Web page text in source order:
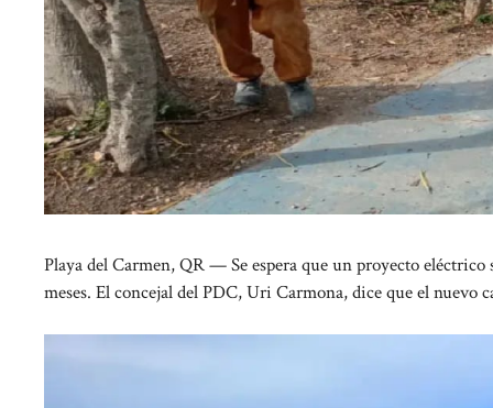
Playa del Carmen, QR — Se espera que un proyecto
meses. El concejal del PDC, Uri Carmona, dice que el nuevo